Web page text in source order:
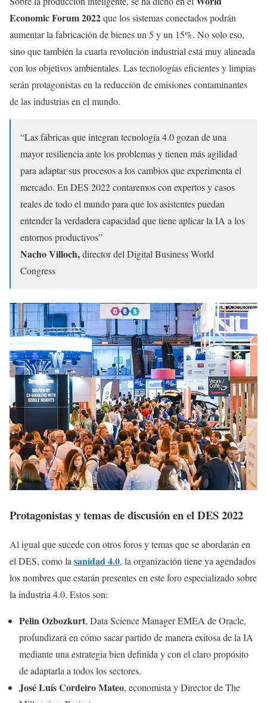
Economic Forum 2022que los sistemas conectados podrán
aumentar la fabricación de bienes un 5 y un 15%. No solo eso,
sino que también la cuarta revolución industrial está muy alineada
con los objetivos ambientales. Las tecnologías eficientes y limpias
serán protagonistas en la reducción de emisiones contaminantes
de las industrias en el mundo.
“Las fábricas que integran tecnología 4.0 gozan de una
mayor resiliencia ante los problemas y tienen más agilidad
para adaptar sus procesos a los cambios que experimenta el
mercado. En DES 2022 contaremos con expertos y casos
reales de todo el mundo para que los asistentes puedan
entender la verdadera capacidad que tiene aplicar la IA a los
entornos productivos”
Nacho Villoch,director del Digital Business World
Congress
Protagonistas y temas de discusión en el DES 2022
Al igual que sucede con otros foros y temas que se abordarán en
el DES, como la sanidad 4.0, la organización tiene ya agendados
los nombres que estarán presentes en este foro especializado sobre
la industria 4.0. Estos son:
Pelin Ozbozkurt, Data Science Manager EMEA de Oracle,
profundizará en cómo sacar partido de manera exitosa de la IA
mediante una estrategia bien definida y con el claro propósito
de adaptarla a todos los sectores.
José Luís Cordeiro Mateo, economista y Director de The